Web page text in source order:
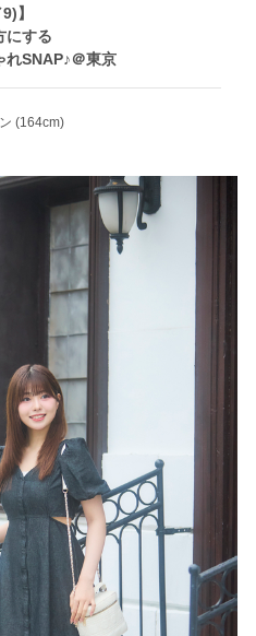
】
にする
れSNAP♪＠東京
(164cm)